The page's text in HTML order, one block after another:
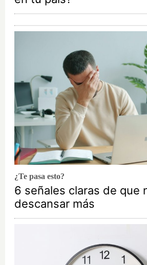
¿Te pasa esto?
6 señales claras de que
descansar más